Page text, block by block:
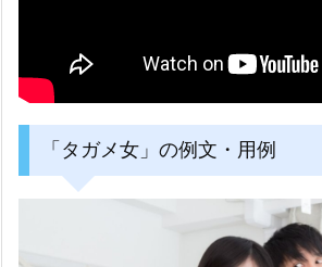
「タガメ女」の例文・用例